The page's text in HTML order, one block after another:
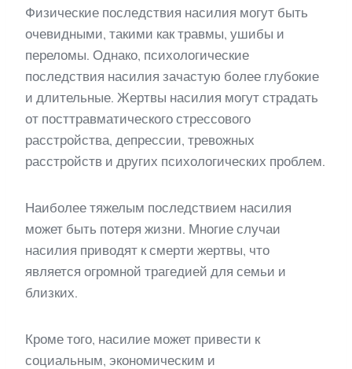
Физические последствия насилия могут быть
очевидными, такими как травмы, ушибы и
переломы. Однако, психологические
последствия насилия зачастую более глубокие
и длительные. Жертвы насилия могут страдать
от посттравматического стрессового
расстройства, депрессии, тревожных
расстройств и других психологических проблем.
Наиболее тяжелым последствием насилия
может быть потеря жизни. Многие случаи
насилия приводят к смерти жертвы, что
является огромной трагедией для семьи и
близких.
Кроме того, насилие может привести к
социальным, экономическим и